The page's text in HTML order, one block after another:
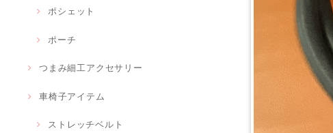
ポシェット
ポーチ
つまみ細工アクセサリー
車椅子アイテム
ストレッチベルト